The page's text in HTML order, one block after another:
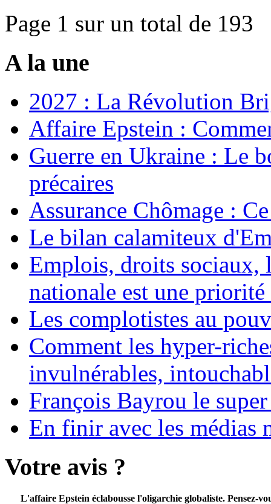
Page 1 sur un total de 193
A la une
2027 : La Révolution
Affaire Epstein :
Guerre en Ukraine : Le
précaires
Assurance Chômage :
Le bilan calamiteux
Emplois, droits sociaux,
nationale est une
Les complotistes au
Comment les hyper-
invulnérables,
François Bayrou le
En finir avec les médias
Votre avis ?
L'affaire Epstein éclabousse l'oligarchie globaliste. Pensez-